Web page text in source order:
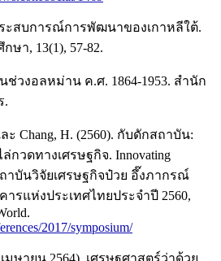
ระสบการณ์การพัฒนาของเกาหลีใต้.
ษา, 13(1), 57-82.
นช่วงอลหม่าน ค.ศ. 1864-1953. สำนัก
.
Chang, H. (2560). กับดักสถาบัน:
วดทางเศรษฐกิจ. Innovating
ถาบันวิจัยเศรษฐกิจป๋วย อึ๊งภากรณ์
รแห่งประเทศไทยประจำปี 2560,
2017/symposium/